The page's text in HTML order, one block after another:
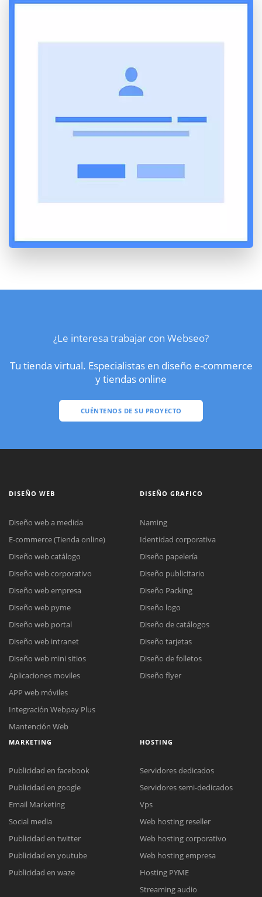
¿Le interesa trabajar con Webseo?
Tu tienda virtual. Especialistas en diseño e-commerce
y tiendas online
CUÉNTENOS DE SU PROYECTO
Reunión online
Meet para la reunión online.
Cotización
Chat Online
Todos nuestros ejecutivos están fuera de línea. Complete el formulario
DISEÑO WEB
Diseño web a medida
E-commerce (Tienda online)
Diseño web catálogo
Diseño web corporativo
Diseño web empresa
Diseño web pyme
Diseño web portal
Diseño web intranet
Diseño web mini sitios
Aplicaciones moviles
APP web móviles
Integración Webpay Plus
Mantención Web
DISEÑO GRAFICO
Naming
Identidad corporativa
Diseño papelería
Diseño publicitario
Diseño Packing
Diseño logo
Diseño de catálogos
Diseño tarjetas
Diseño de folletos
Diseño flyer
MARKETING
Publicidad en facebook
Publicidad en google
Email Marketing
Social media
Publicidad en twitter
Publicidad en youtube
Publicidad en waze
HOSTING
Servidores dedicados
Servidores semi-dedicados
Vps
Web hosting reseller
Web hosting corporativo
Web hosting empresa
Hosting PYME
Streaming audio